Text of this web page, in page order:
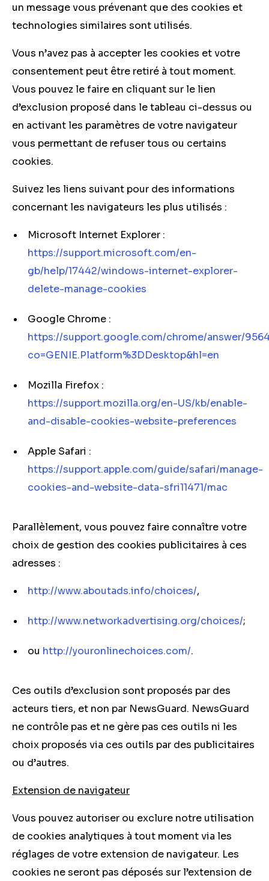
un message vous prévenant que des cookies et
technologies similaires sont utilisés.
Vous n’avez pas à accepter les cookies et votre
consentement peut être retiré à tout moment.
Vous pouvez le faire en cliquant sur le lien
d’exclusion proposé dans le tableau ci-dessus ou
en activant les paramètres de votre navigateur
vous permettant de refuser tous ou certains
cookies.
Suivez les liens suivant pour des informations
concernant les navigateurs les plus utilisés :
Microsoft Internet Explorer :
https://support.microsoft.com/en-
gb/help/17442/windows-internet-explorer-
delete-manage-cookies
Google Chrome :
https://support.google.com/chrome/answer/
co=GENIE.Platform%3DDesktop&hl=en
Mozilla Firefox :
https://support.mozilla.org/en-US/kb/enable-
and-disable-cookies-website-preferences
Apple Safari :
https://support.apple.com/guide/safari/manage-
cookies-and-website-data-sfri11471/mac
Parallèlement, vous pouvez faire connaître votre
choix de gestion des cookies publicitaires à ces
adresses :
http://www.aboutads.info/choices/,
http://www.networkadvertising.org/choices/;
ou http://youronlinechoices.com/.
Ces outils d’exclusion sont proposés par des
acteurs tiers, et non par NewsGuard. NewsGuard
ne contrôle pas et ne gère pas ces outils ni les
choix proposés via ces outils par des publicitaires
ou d’autres.
Extension de navigateur
Vous pouvez autoriser ou exclure notre utilisation
de cookies analytiques à tout moment via les
réglages de votre extension de navigateur. Les
cookies ne seront pas déposés sur l’extension de